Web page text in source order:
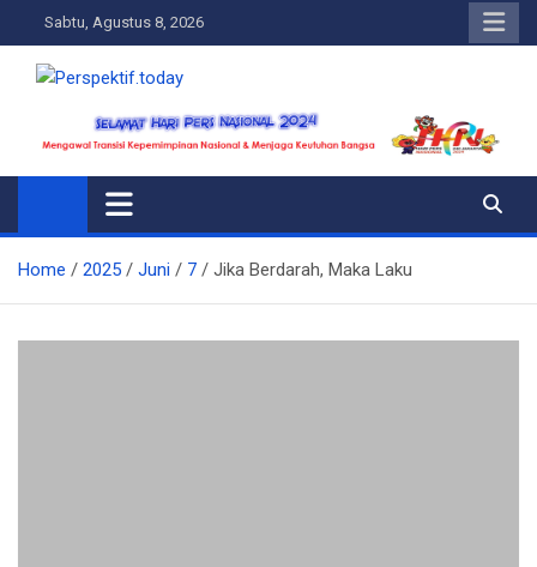
to
content
Sabtu, Agustus 8, 2026
Perspektif.today
Ispiratif Profesional Independen
Home 2025 Juni 7 Jika Berdarah, Maka Laku